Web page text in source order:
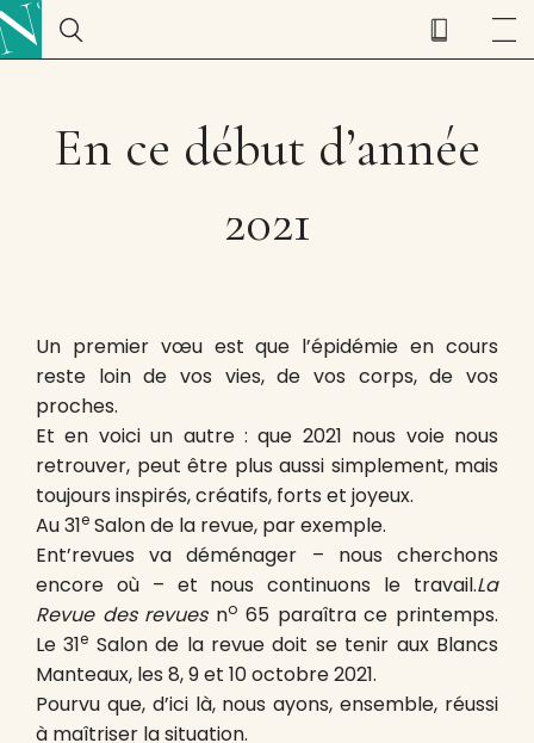
En ce début d’année
2021
Un premier vœu est que l’épidémie en cours
reste loin de vos vies, de vos corps, de vos
proches.
Et en voici un autre : que 2021 nous voie nous
retrouver, peut être plus aussi simplement, mais
toujours inspirés, créatifs, forts et joyeux.
Au 31e Salon de la revue, par exemple.
Ent’revues va déménager – nous cherchons
encore où – et nous continuons le travail.La
Revue des revuesno 65 paraîtra ce printemps.
Le 31e Salon de la revue doit se tenir aux Blancs
Manteaux, les 8, 9 et 10 octobre 2021.
Pourvu que, d’ici là, nous ayons, ensemble, réussi
à maîtriser la situation.